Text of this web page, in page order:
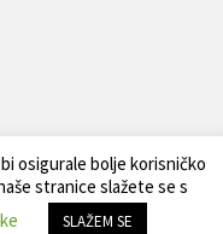
osigurale bolje korisničko
stranice slažete se s
SLAŽEM SE